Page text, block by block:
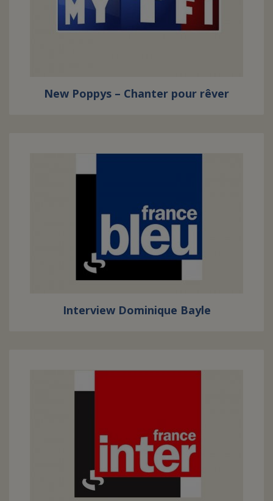
New Poppys – Chanter pour rêver
Interview Dominique Bayle